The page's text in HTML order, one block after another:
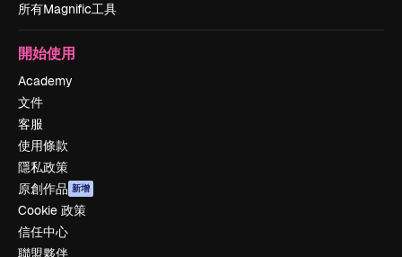
所有Magnific工具
開始使用
Academy
文件
客服
使用條款
隱私政策
原創作品 新增
Cookie 政策
信任中心
聯盟夥伴